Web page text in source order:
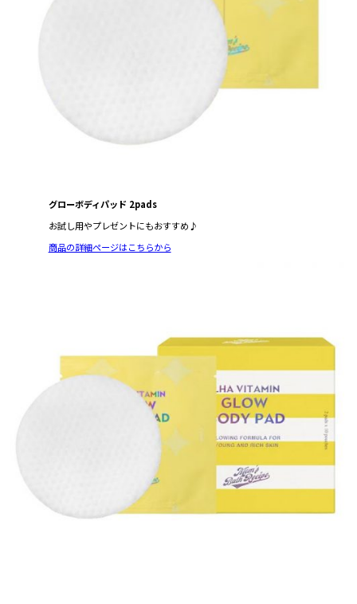
グローボディパッド 2pads
お試し用やプレゼントにもおすすめ♪
商品の詳細ページはこちらから